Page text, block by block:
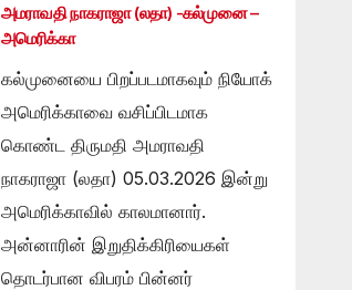
அமராவதி நாகராஜா (லதா) -கல்முனை –
அமெரிக்கா
கல்முனையை பிறப்படமாகவும் நியோக்
அமெரிக்காவை வசிப்பிடமாக
கொண்ட திருமதி அமராவதி
நாகராஜா (லதா) 05.03.2026 இன்று
அமெரிக்காவில் காலமானார்.
அன்னாரின் இறுதிக்கிரியைகள்
தொடர்பான விபரம் பின்னர்